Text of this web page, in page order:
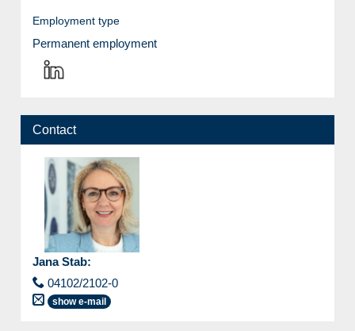
Employment type
Permanent employment
Contact
Jana Stab:
04102/2102-0
show e-mail